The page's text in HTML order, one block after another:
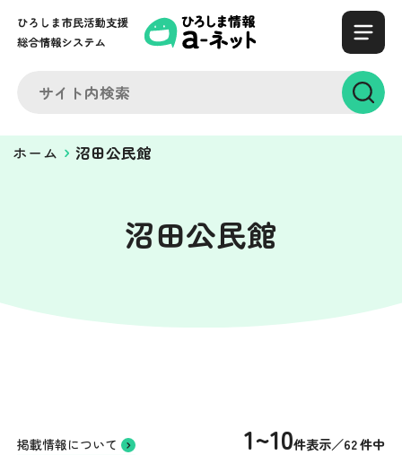
ホーム 沼田公民館
沼田公民館
掲載情報について 1~10件表示／62 件中